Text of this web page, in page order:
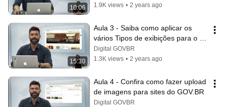
10:06
1.9K views • 2 years ago
15:30
Aula 3 - Saiba como aplicar os
vários Tipos de exibições para o
conteúdo de um site do GOV.BR
Digital GOVBR
1.3K views • 2 years ago
Aula 4 - Confira como fazer upload
de imagens para sites do GOV.BR
Digital GOVBR